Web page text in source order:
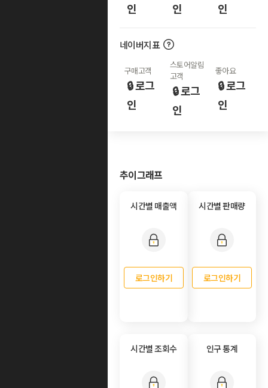
인
인
인
네이버지표
구매고객
🔒 로그
인
스토어알림
고객
🔒 로그
인
좋아요
🔒 로그
인
추이그래프
시간별 매출액
로그인하기
시간별 판매량
로그인하기
시간별 조회수 인구 통계